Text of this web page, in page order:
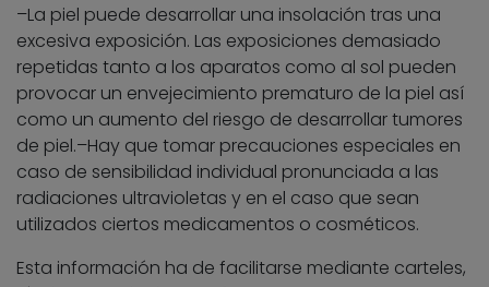
–La piel puede desarrollar una insolación tras una
excesiva exposición. Las exposiciones demasiado
repetidas tanto a los aparatos como al sol pueden
provocar un envejecimiento prematuro de la piel así
como un aumento del riesgo de desarrollar tumores
de piel.–Hay que tomar precauciones especiales en
caso de sensibilidad individual pronunciada a las
radiaciones ultravioletas y en el caso que sean
utilizados ciertos medicamentos o cosméticos.
Esta información ha de facilitarse mediante carteles,